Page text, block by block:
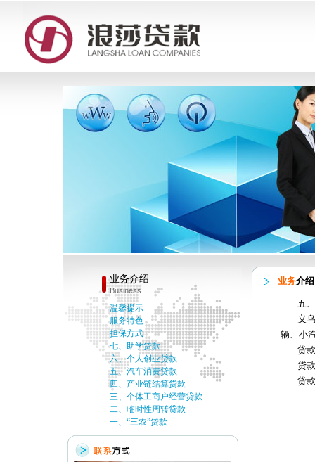
业务介绍
Business
温馨提示
服务特色
担保方式
七、助学贷款
六、个人创业贷款
五、汽车消费贷款
四、产业链结算贷款
三、个体工商户经营贷款
二、临时性周转贷款
一、“三农”贷款
业务介绍
五
义
辆、小
贷
贷
贷